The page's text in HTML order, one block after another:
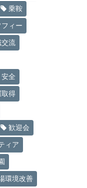
乗鞍
ィー
交流
全
取得
歓迎会
ィア
環境改善